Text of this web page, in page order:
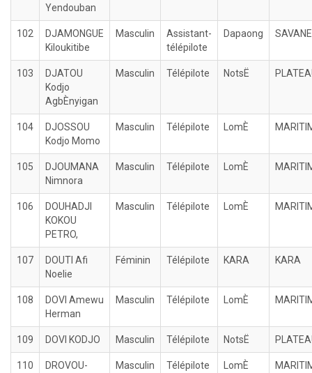
Yendouban
102
DJAMONGUE
Kiloukitibe
Masculin
Assistant-
télépilote
Dapaong
103
DJATOU
Kodjo
AgbÈnyigan
Masculin Télépilote NotsË
104
DJOSSOU
Kodjo Momo
Masculin Télépilote LomÈ
105
DJOUMANA
Nimnora
Masculin Télépilote LomÈ
106
DOUHADJI
KOKOU
PETRO,
Masculin Télépilote LomÈ
107
DOUTI Afi
Noelie
Féminin Télépilote KARA KARA
108
DOVI Amewu
Herman
Masculin Télépilote LomÈ
109 DOVI KODJO Masculin Télépilote NotsË
110
DROVOU-
Masculin Télépilote LomÈ